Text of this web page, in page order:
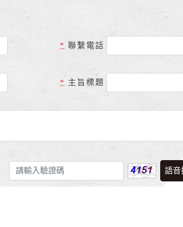
* 聯繫電話
* 主旨標題
語音